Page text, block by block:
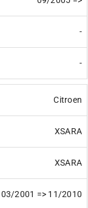
-
-
Citroen
XSARA
XSARA
03/2001 => 11/2010